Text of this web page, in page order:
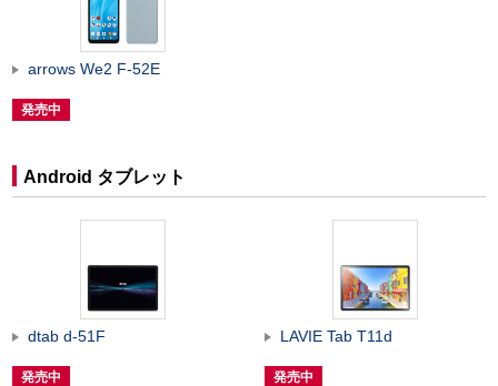
arrows We2 F-52E
発売中
Android タブレット
dtab d-51F
発売中
LAVIE Tab T11d
発売中